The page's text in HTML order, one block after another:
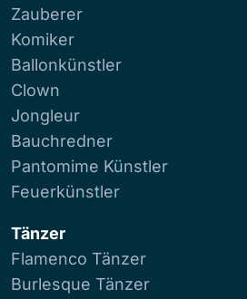
Zauberer
Komiker
Ballonkünstler
Clown
Jongleur
Bauchredner
Pantomime Künstler
Feuerkünstler
Tänzer
Flamenco Tänzer
Burlesque Tänzer